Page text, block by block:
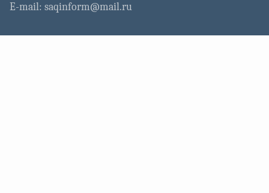
E-mail: saqinform@mail.ru